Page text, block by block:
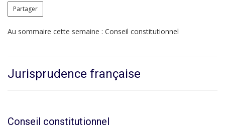
Partager
Au sommaire cette semaine : Conseil constitutionnel
Jurisprudence française
Conseil constitutionnel